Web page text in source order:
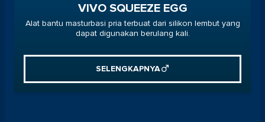
VIVO SQUEEZE EGG
Alat bantu masturbasi pria terbuat dari silikon lembut yang
dapat digunakan berulang kali.
SELENGKAPNYA